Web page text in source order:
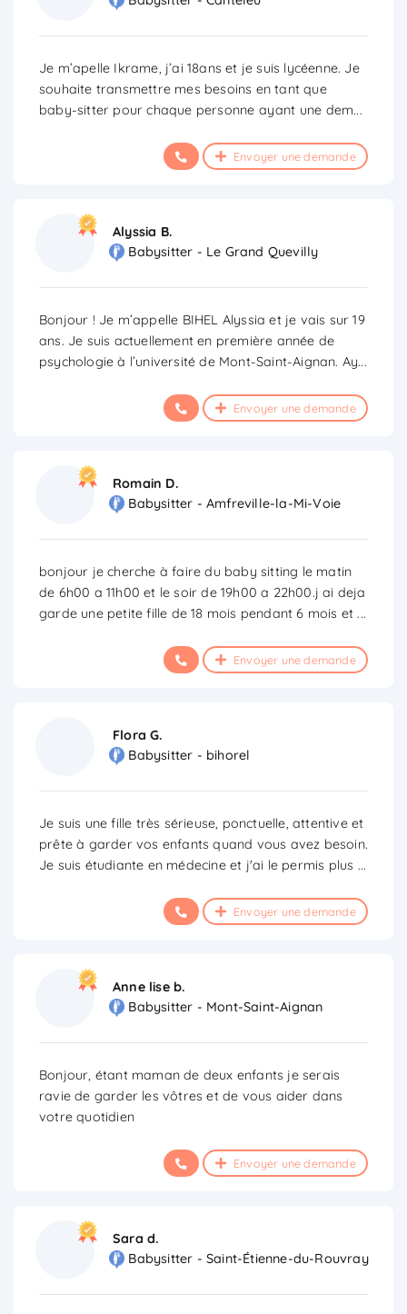
Je m’apelle Ikrame, j’ai 18ans et je suis lycéenne. Je
souhaite transmettre mes besoins en tant que
baby-sitter pour chaque personne ayant une dem...
Envoyer une demande
Alyssia B.
Babysitter - Le Grand Quevilly
Bonjour ! Je m’appelle BIHEL Alyssia et je vais sur 19
ans. Je suis actuellement en première année de
psychologie à l’université de Mont-Saint-Aignan. Ay...
Envoyer une demande
Romain D.
Babysitter - Amfreville-la-Mi-Voie
bonjour je cherche à faire du baby sitting le matin
de 6h00 a 11h00 et le soir de 19h00 a 22h00.j ai deja
garde une petite fille de 18 mois pendant 6 mois et...
Envoyer une demande
Flora G.
Babysitter - bihorel
Je suis une fille très sérieuse, ponctuelle, attentive et
prête à garder vos enfants quand vous avez besoin.
Je suis étudiante en médecine et j'ai le permis plus ...
Envoyer une demande
Anne lise b.
Babysitter - Mont-Saint-Aignan
Bonjour, étant maman de deux enfants je serais
ravie de garder les vôtres et de vous aider dans
votre quotidien
Envoyer une demande
Sara d.
Babysitter - Saint-Étienne-du-Rouvray